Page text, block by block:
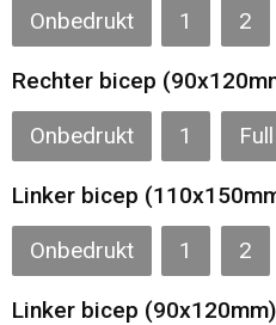
Onbedrukt 1 2
Rechter bicep
Onbedrukt 1
Linker bicep
Onbedrukt 1 2
Linker bicep (90x120mm)